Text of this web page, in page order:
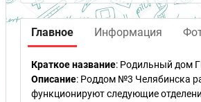
Главное Информация
Краткое название: Родильный дом
Описание: Роддом №3 Челябинска
функционируют следующие